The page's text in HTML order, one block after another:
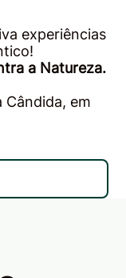
experiências
a Natureza.
Cândida, em